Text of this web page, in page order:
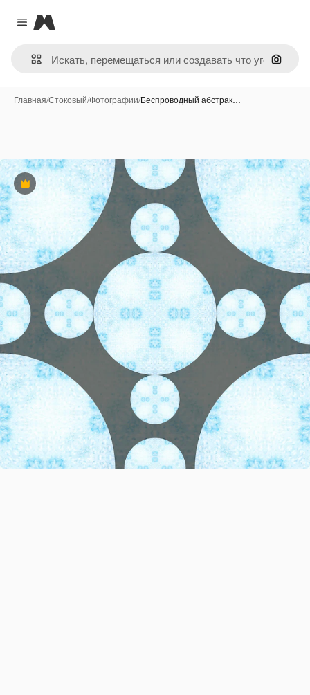
Close menu
Magnific
Поиск
Главная/Стоковый/Фотографии/Беспроводный абстрак…
Премиум